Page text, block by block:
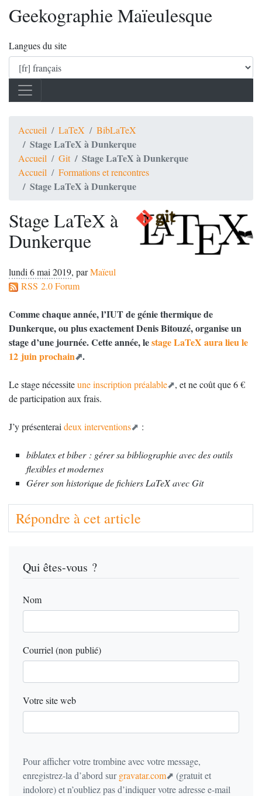
Geekographie Maïeulesque
Langues du site
Accueil LaTeX BibLaTeX
Stage LaTeX à Dunkerque
Accueil Git Stage LaTeX à Dunkerque
Accueil Formations et rencontres
Stage LaTeX à Dunkerque
Stage LaTeX à
Dunkerque
lundi 6 mai 2019, parMaïeul
RSS 2.0 Forum
Comme chaque année, l’IUTde génie thermique de
Dunkerque, ou plus exactement Denis Bitouzé, organise un
stage d’une journée. Cette année, lestage LaTeX aura lieu le
12 juin prochain .
Le stage nécessiteune inscription préalable
, et ne coût que 6 €
de participation aux frais.
J’y présenterai deux interventions :
biblatex et biber : gérer sa bibliographie avec des outils
ﬂexibles et modernes
Gérer son historique de ﬁchiers LaTeX avec Git
Répondre à cet article
Qui êtes-vous ?
Nom
Courriel (non publié)
Votre site web
Pour afficher votre trombine avec votre message,
enregistrez-la d’abord surgravatar.com
(gratuit et
indolore) et n’oubliez pas d’indiquer votre adresse e-mail